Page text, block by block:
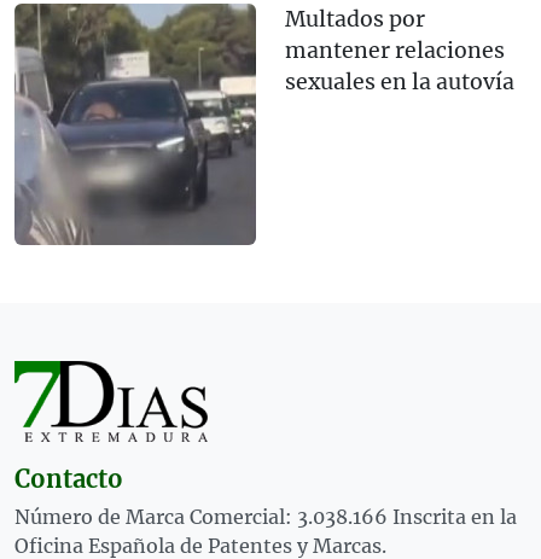
Multados por
mantener relaciones
sexuales en la autovía
Contacto
Número de Marca Comercial: 3.038.166 Inscrita en la
Oficina Española de Patentes y Marcas.